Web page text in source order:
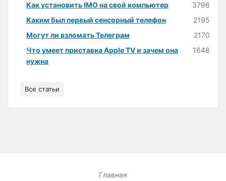
Как установить IMO на свой компьютер
3796
Каким был первый сенсорный телефон
2195
Могут ли взломать Телеграм
2170
Что умеет приставка Apple TV и зачем она
нужна
1648
Все статьи
Главная